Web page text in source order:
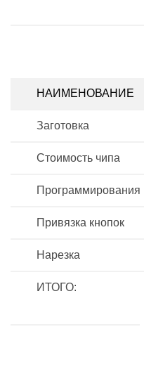
НАИМЕНОВАНИЕ
Заготовка
Стоимость чипа
Программирования
Привязка кнопок
Нарезка
ИТОГО: